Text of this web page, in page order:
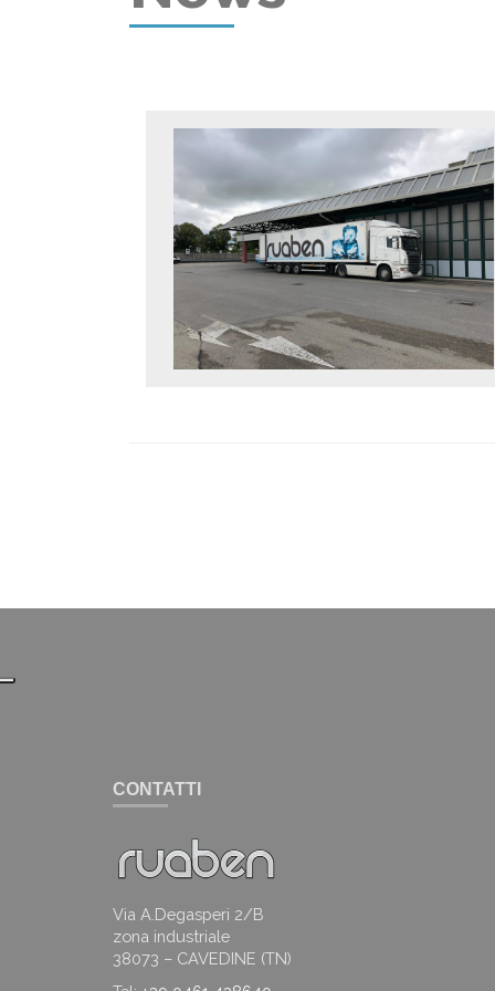
CONTATTI
Via A.Degasperi 2/B
zona industriale
38073 – CAVEDINE (TN)